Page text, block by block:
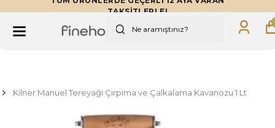
TAKSİTLERLE!
Kilner Manuel Tereyağı Çırpıma ve Çalkalama Kavanozu 1 Lt